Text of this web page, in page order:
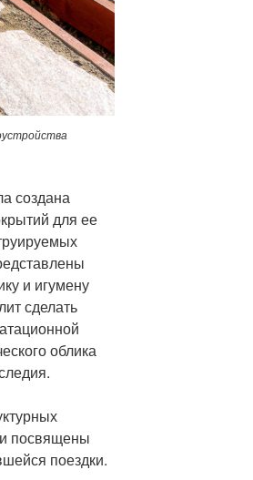
создана
для ее
и игумену
сделать
облика
посвящены
поездки.